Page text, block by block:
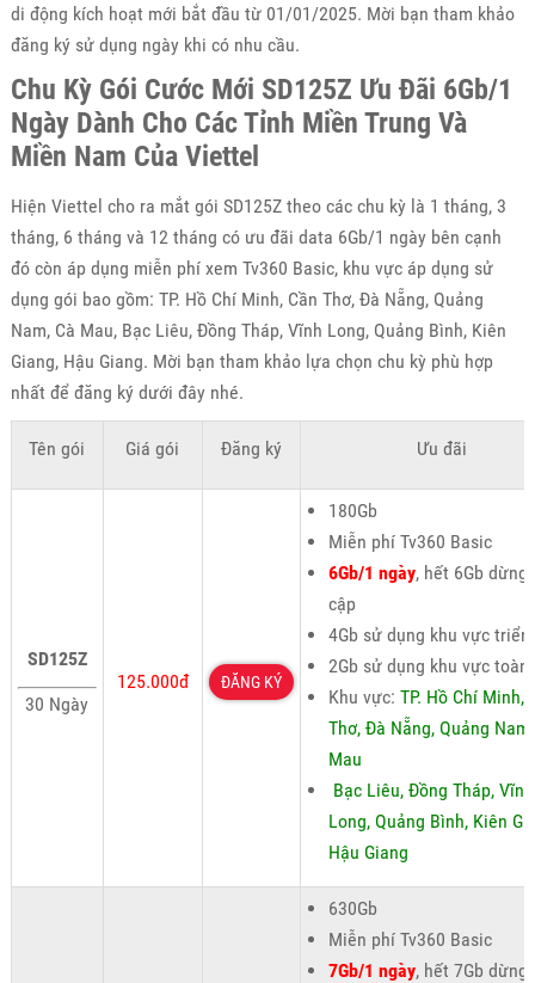
di động kích hoạt mới bắt đầu từ 01/01/2025. Mời bạn tham khảo
đăng ký sử dụng ngày khi có nhu cầu.
Chu Kỳ Gói Cước Mới SD125Z Ưu Đãi 6Gb/1
Ngày Dành Cho Các Tỉnh Miền Trung Và
Miền Nam Của Viettel
Hiện Viettel cho ra mắt gói SD125Z theo các chu kỳ là 1 tháng, 3
tháng, 6 tháng và 12 tháng có ưu đãi data 6Gb/1 ngày bên cạnh
đó còn áp dụng miễn phí xem Tv360 Basic, khu vực áp dụng sử
dụng gói bao gồm: TP. Hồ Chí Minh, Cần Thơ, Đà Nẵng, Quảng
Nam, Cà Mau, Bạc Liêu, Đồng Tháp, Vĩnh Long, Quảng Bình, Kiên
Giang, Hậu Giang. Mời bạn tham khảo lựa chọn chu kỳ phù hợp
nhất để đăng ký dưới đây nhé.
Tên gói Giá gói Đăng ký Ưu đãi
SD125Z
30 Ngày
125.000đ ĐĂNG KÝ
180Gb
Miễn phí Tv360 Basic
6Gb/1 ngày, hết 6Gb dừng
cập
4Gb sử dụng khu vực triển
2Gb sử dụng khu vực toàn
Khu vực: TP. Hồ Chí Minh,
Thơ, Đà Nẵng, Quảng
Mau
Bạc Liêu, Đồng Tháp, Vĩnh
Long, Quảng Bình, Kiên
Hậu Giang
630Gb
Miễn phí Tv360 Basic
7Gb/1 ngày, hết 7Gb dừng